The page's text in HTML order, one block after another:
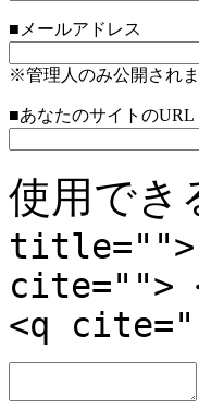
■メールアドレス
※管理人のみ公開されま
■あなたのサイトのURL
使用でき
title="">
cite="">
<q